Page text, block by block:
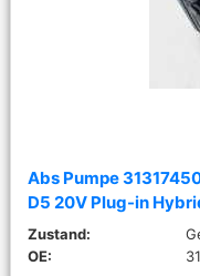
Abs Pumpe
D5 20V Plug-in
Zustand:
OE: